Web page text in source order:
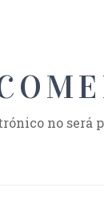
no será